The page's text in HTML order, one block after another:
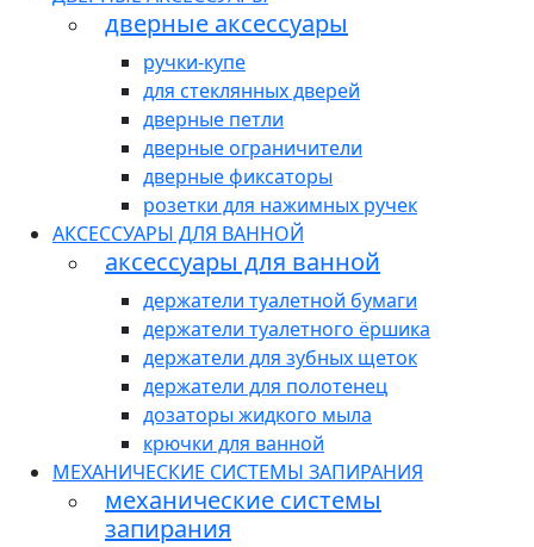
дверные аксессуары
ручки-купе
для стеклянных дверей
дверные петли
дверные ограничители
дверные фиксаторы
розетки для нажимных ручек
АКСЕССУАРЫ ДЛЯ ВАННОЙ
аксессуары для ванной
держатели туалетной бумаги
держатели туалетного ёршика
держатели для зубных щеток
держатели для полотенец
дозаторы жидкого мыла
крючки для ванной
МЕХАНИЧЕСКИЕ СИСТЕМЫ ЗАПИРАНИЯ
механические системы
запирания